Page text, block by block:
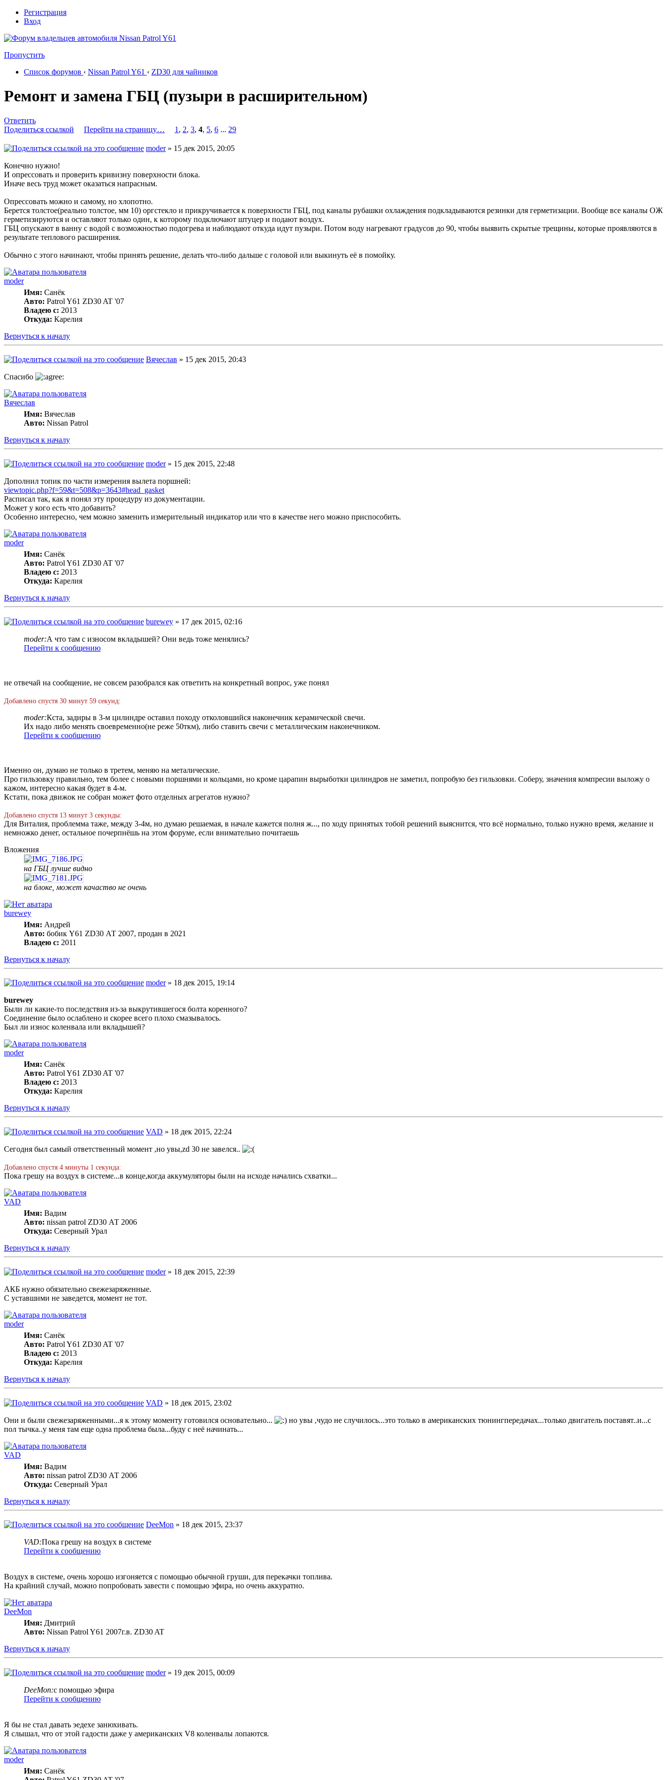
Регистрация
Вход
Пропустить
Список форумов ‹ Nissan Patrol Y61 ‹ ZD30 для чайников
Ремонт и замена ГБЦ (пузыри в расширительном)
Ответить
Поделиться ссылкой
Перейти на страницу… 1 , 2, 3, 4, 5, 6 ... 29
moder» 15 дек 2015, 20:05
Конечно нужно!
И опрессовать и проверить кривизну поверхности блока.
Иначе весь труд может оказаться напрасным.
Опрессовать можно и самому, но хлопотно.
Берется толстое(реально толстое, мм 10) оргстекло и прикручивается к поверхности ГБЦ, под каналы рубашки охлаждения подкладываются резинки для герметизации. Вообще все каналы ОЖ
герметизируются и оставляют только один, к которому подключают штуцер и подают воздух.
ГБЦ опускают в ванну с водой с возможностью подогрева и наблюдают откуда идут пузыри. Потом воду нагревают градусов до 90, чтобы выявить скрытые трещины, которые проявляются в
результате теплового расширения.
Обычно с этого начинают, чтобы принять решение, делать что-либо дальше с головой или выкинуть её в помойку.
moder
Имя: Санёк
Авто: Patrol Y61 ZD30 AT '07
Владею с: 2013
Откуда: Карелия
Вернуться к началу
Вячеслав » 15 дек 2015, 20:43
Спасибо
Вячеслав
Имя: Вячеслав
Авто: Nissan Patrol
Вернуться к началу
moder» 15 дек 2015, 22:48
Дополнил топик по части измерения вылета поршней:
viewtopic.php?f=59&t=508&p=3643#head_gasket
Расписал так, как я понял эту процедуру из документации.
Может у кого есть что добавить?
Особенно интересно, чем можно заменить измерительный индикатор или что в качестве него можно приспособить.
moder
Имя: Санёк
Авто: Patrol Y61 ZD30 AT '07
Владею с: 2013
Откуда: Карелия
Вернуться к началу
burewey » 17 дек 2015, 02:16
moder:А что там с износом вкладышей? Они ведь тоже менялись?
Перейти к сообщению
не отвечай на сообщение, не совсем разобрался как ответить на конкретный вопрос, уже понял
Добавлено спустя 30 минут 59 секунд:
moder:Кста, задиры в 3-м цилиндре оставил походу отколовшийся наконечник керамической свечи.
Их надо либо менять своевременно(не реже 50ткм), либо ставить свечи с металлическим наконечником.
Перейти к сообщению
Именно он, думаю не только в третем, меняю на металические.
Про гильзовку правильно, тем более с новыми поршнями и кольцами, но кроме царапин вырыботки цилиндров не заметил, попробую без гильзовки. Соберу, значения компресии выложу о
кажом, интересно какая будет в 4-м.
Кстати, пока движок не собран может фото отделных агрегатов нужно?
Добавлено спустя 13 минут 3 секунды:
Для Виталия, проблемма таже, между 3-4м, но думаю решаемая, в начале кажется полня ж..., по ходу принятых тобой решений выяснится, что всё нормально, только нужно время, желание и
немножко денег, остальное почерпнёшь на этом форуме, если внимательно почитаешь
Вложения
на ГБЦ лучше видно
на блоке, может качаство не очень
burewey
Имя: Андрей
Авто: бобик Y61 ZD30 АТ 2007, продан в 2021
Владею с: 2011
Вернуться к началу
moder» 18 дек 2015, 19:14
burewey
Были ли какие-то последствия из-за выкрутившегося болта коренного?
Соединение было ослаблено и скорее всего плохо смазывалось.
Был ли износ коленвала или вкладышей?
moder
Имя: Санёк
Авто: Patrol Y61 ZD30 AT '07
Владею с: 2013
Откуда: Карелия
Вернуться к началу
VAD » 18 дек 2015, 22:24
Сегодня был самый ответственный момент ,но увы,zd 30 не завелся..
Добавлено спустя 4 минуты 1 секунда:
Пока грешу на воздух в системе...в конце,когда аккумуляторы были на исходе начались схватки...
VAD
Имя: Вадим
Авто: nissan patrol ZD30 АТ 2006
Откуда: Северный Урал
Вернуться к началу
moder» 18 дек 2015, 22:39
АКБ нужно обязательно свежезаряженные.
С уставшими не заведется, момент не тот.
moder
Имя: Санёк
Авто: Patrol Y61 ZD30 AT '07
Владею с: 2013
Откуда: Карелия
Вернуться к началу
VAD » 18 дек 2015, 23:02
Они и были свежезаряженными...я к этому моменту готовился основательно...
но увы ,чудо не случилось...это только в американских тюнингпередачах...только двигатель поставят..и...с
пол тычка..у меня там еще одна проблема была...буду с неё начинать...
VAD
Имя: Вадим
Авто: nissan patrol ZD30 АТ 2006
Откуда: Северный Урал
Вернуться к началу
DeeMon » 18 дек 2015, 23:37
VAD:Пока грешу на воздух в системе
Перейти к сообщению
Воздух в системе, очень хорошо изгоняется с помощью обычной груши, для перекачки топлива.
На крайний случай, можно попробовать завести с помощью эфира, но очень аккуратно.
DeeMon
Имя: Дмитрий
Авто: Nissan Patrol Y61 2007г.в. ZD30 AT
Вернуться к началу
moder» 19 дек 2015, 00:09
DeeMon:с помощью эфира
Перейти к сообщению
Я бы не стал давать эедехе занюхивать.
Я слышал, что от этой гадости даже у американских V8 коленвалы лопаются.
moder
Имя: Санёк